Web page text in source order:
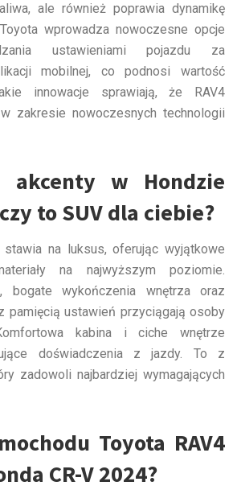
ale również poprawia dynamikę
wprowadza nowoczesne opcje
ustawieniami pojazdu za
mobilnej, co podnosi wartość
innowacje sprawiają, że RAV4
zakresie nowoczesnych technologii
akcenty w Hondzie
to SUV dla ciebie?
stawia na luksus, oferując wyjątkowe
na najwyższym poziomie.
bogate wykończenia wnętrza oraz
pamięcią ustawień przyciągają osoby
kabina i ciche wnętrze
doświadczenia z jazdy. To z
zadowoli najbardziej wymagających
Toyota RAV4
CR-V 2024?